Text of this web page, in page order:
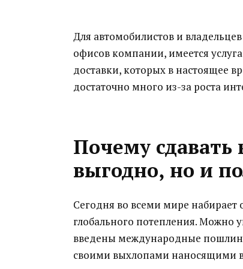
Для автомобилистов и
офисов компании, имеется
доставки, которых в настоящее
достаточно много из-за роста
Почему сдавать
выгодно, но и
Сегодня во всеми мире
глобального потепления. Можно
введены международные
своими выхлопами наносящими